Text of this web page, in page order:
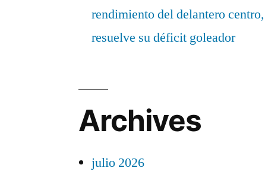
rendimiento del delantero
resuelve su déficit goleador
Archives
julio 2026